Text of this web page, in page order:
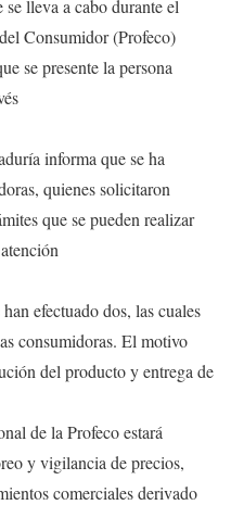
lleva a cabo durante el
Consumidor (Profeco)
se presente la persona
informa que se ha
quienes solicitaron
que se pueden realizar
efectuado dos, las cuales
consumidoras. El motivo
del producto y entrega de
de la Profeco estará
y vigilancia de precios,
comerciales derivado